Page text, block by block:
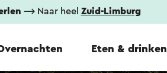
⟶ Naar heel Zuid-Limburg
Eten & drinken